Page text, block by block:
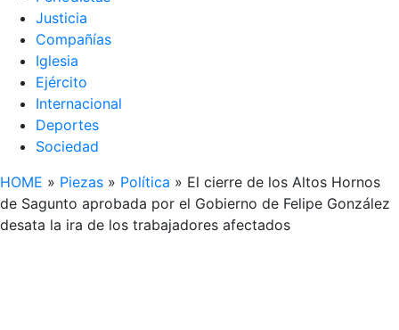
Justicia
Compañías
Iglesia
Ejército
Internacional
Deportes
Sociedad
HOME » Piezas » Política » El cierre de los Altos Hornos
de Sagunto aprobada por el Gobierno de Felipe González
desata la ira de los trabajadores afectados